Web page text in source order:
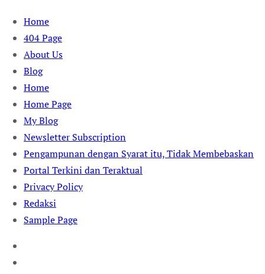
Skip
content
Home
404 Page
About Us
Blog
Home
Home Page
My Blog
Newsletter Subscription
Pengampunan dengan Syarat itu, Tidak Membebaskan
Portal Terkini dan Teraktual
Privacy Policy
Redaksi
Sample Page